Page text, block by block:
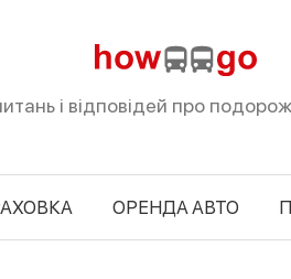
і відповідей про
ОРЕНДА АВТО